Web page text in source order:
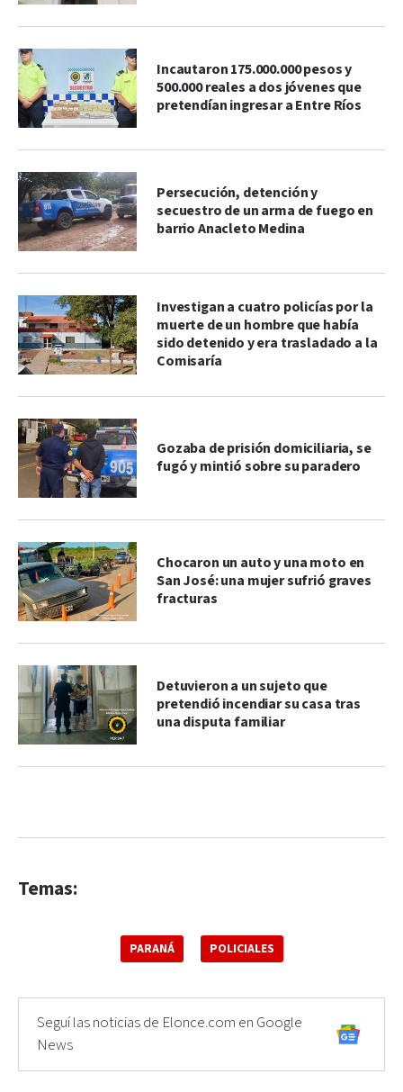
Incautaron 175.000.000 pesos y
500.000 reales a dos jóvenes que
pretendían ingresar a Entre Ríos
Persecución, detención y
secuestro de un arma de fuego en
barrio Anacleto Medina
Investigan a cuatro policías por la
muerte de un hombre que había
sido detenido y era trasladado a la
Comisaría
Gozaba de prisión domiciliaria, se
fugó y mintió sobre su paradero
Chocaron un auto y una moto en
San José: una mujer sufrió graves
fracturas
Detuvieron a un sujeto que
pretendió incendiar su casa tras
una disputa familiar
Temas:
PARANÁ POLICIALES
Seguí las noticias de Elonce.com en Google
News